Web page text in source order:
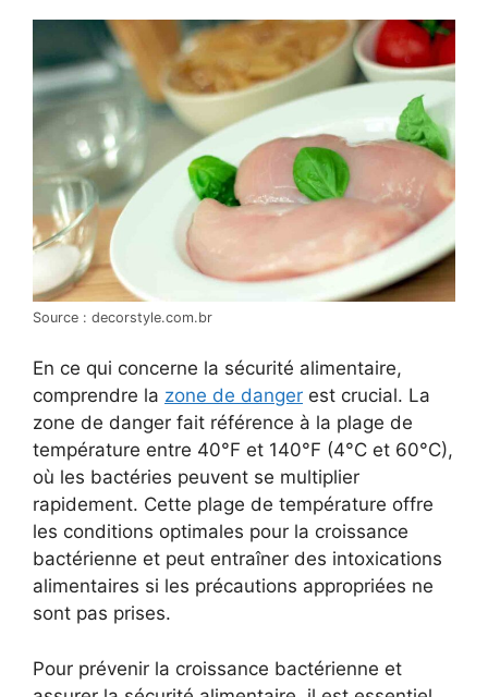
Source : decorstyle.com.br
En ce qui concerne la sécurité alimentaire,
comprendre la zone de danger est crucial. La
zone de danger fait référence à la plage de
température entre 40°F et 140°F (4°C et 60°C),
où les bactéries peuvent se multiplier
rapidement. Cette plage de température offre
les conditions optimales pour la croissance
bactérienne et peut entraîner des intoxications
alimentaires si les précautions appropriées ne
sont pas prises.
Pour prévenir la croissance bactérienne et